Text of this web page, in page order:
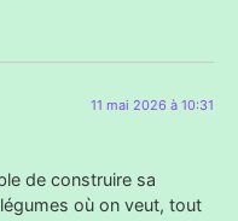
11 mai 2026 à 10:31
de construire sa
où on veut, tout